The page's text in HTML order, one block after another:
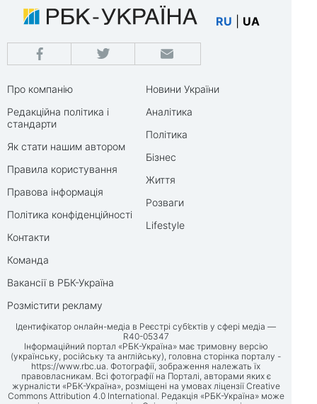
RU UA
Про компанію
Редакційна політика і
стандарти
Як стати нашим автором
Правила користування
Правова інформація
Політика конфіденційності
Контакти
Команда
Вакансії в РБК-Україна
Розмістити рекламу
Новини України
Аналітика
Політика
Бізнес
Життя
Розваги
Lifestyle
Ідентифікатор онлайн-медіа в Реєстрі суб’єктів у сфері медіа —
R40-05347
Інформаційний портал «РБК-Україна» має тримовну версію
(українську, російську та англійську), головна сторінка порталу -
https://www.rbc.ua. Фотографії, зображення належать їх
правовласникам. Всі фотографії на Порталі, авторами яких є
журналісти «РБК-Україна», розміщені на умовах ліцензії Creative
Commons Attribution 4.0 International. Редакція «РБК-Україна» може